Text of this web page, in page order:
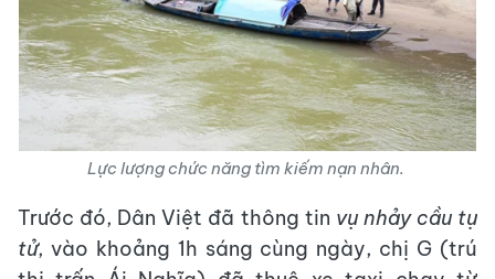
Lực lượng chức năng tìm kiếm nạn nhân.
Trước đó, Dân Việt đã thông tin vụ nhảy cầu tự
tử, vào khoảng 1h sáng cùng ngày, chị G (trú